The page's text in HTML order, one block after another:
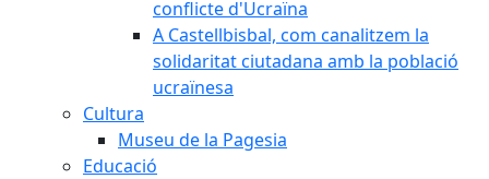
conflicte d'Ucraïna
A Castellbisbal, com canalitzem la
solidaritat ciutadana amb la població
ucraïnesa
Cultura
Museu de la Pagesia
Educació